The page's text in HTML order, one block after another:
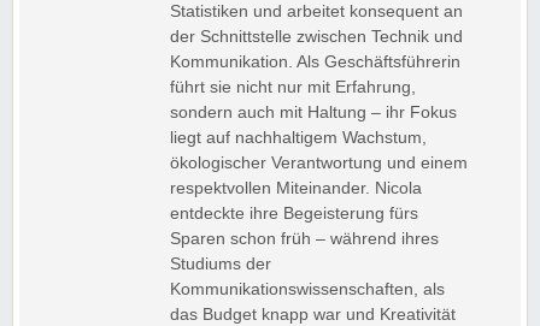
Statistiken und arbeitet konsequent an
der Schnittstelle zwischen Technik und
Kommunikation. Als Geschäftsführerin
führt sie nicht nur mit Erfahrung,
sondern auch mit Haltung – ihr Fokus
liegt auf nachhaltigem Wachstum,
ökologischer Verantwortung und einem
respektvollen Miteinander. Nicola
entdeckte ihre Begeisterung fürs
Sparen schon früh – während ihres
Studiums der
Kommunikationswissenschaften, als
das Budget knapp war und Kreativität